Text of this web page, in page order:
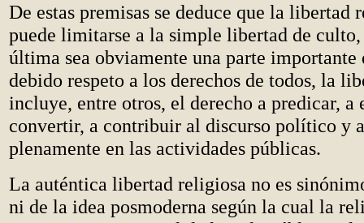
De estas premisas se deduce que la libertad
puede limitarse a la simple libertad de culto,
última sea obviamente una parte importante
debido respeto a los derechos de todos, la
incluye, entre otros, el derecho a predicar, a
convertir, a contribuir al discurso político y
plenamente en las actividades públicas.
La auténtica libertad religiosa no es
ni de la idea posmoderna según la cual la